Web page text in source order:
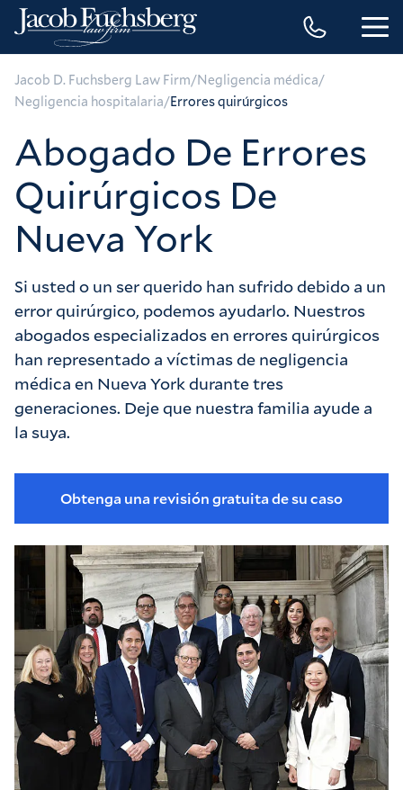
Jacob D. Fuchsberg Law Firm/Negligencia médica/
Negligencia hospitalaria/Errores quirúrgicos
Abogado De Errores
Quirúrgicos De
Nueva York
Si usted o un ser querido han sufrido debido a un
error quirúrgico, podemos ayudarlo. Nuestros
abogados especializados en errores quirúrgicos
han representado a víctimas de negligencia
médica en Nueva York durante tres
generaciones. Deje que nuestra familia ayude a
la suya.
Obtenga una revisión gratuita de su caso